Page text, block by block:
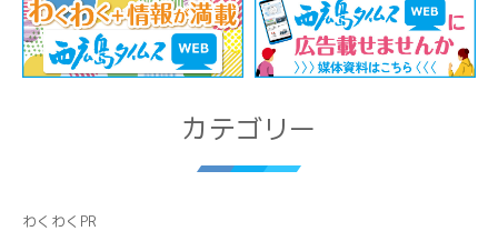
カテゴリー
わくわくPR